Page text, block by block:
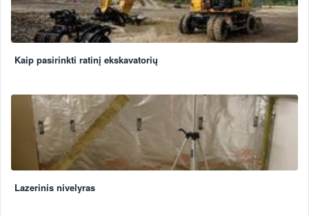
Kaip pasirinkti ratinį ekskavatorių
Lazerinis nivelyras